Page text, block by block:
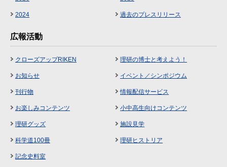
2024 過去のプレスリリース
広報活動
クローズアップRIKEN 理研の博士と考えよう！
お知らせ イベント／シンポジウム
刊行物 情報配信サービス
お楽しみコンテンツ 小中高生向けコンテンツ
理研グッズ 施設見学
科学道100冊 理研ヒストリア
記念史料室